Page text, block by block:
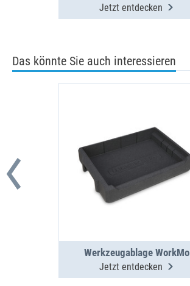
Jetzt entdecken
Das könnte Sie auch interessieren
Werkzeugablage WorkMo
Jetzt entdecken